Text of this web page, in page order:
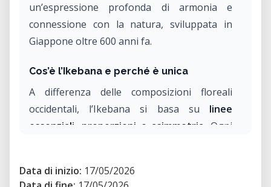
un’espressione profonda di armonia e
connessione con la natura, sviluppata in
Giappone oltre 600 anni fa.
Cos’è l’Ikebana e perché è unica
A differenza delle composizioni floreali
occidentali, l’Ikebana si basa su linee
essenziali, proporzioni e asimmetria
. Ogni
creando un equilibrio visivo tra
Data di inizio: 17/05/2026